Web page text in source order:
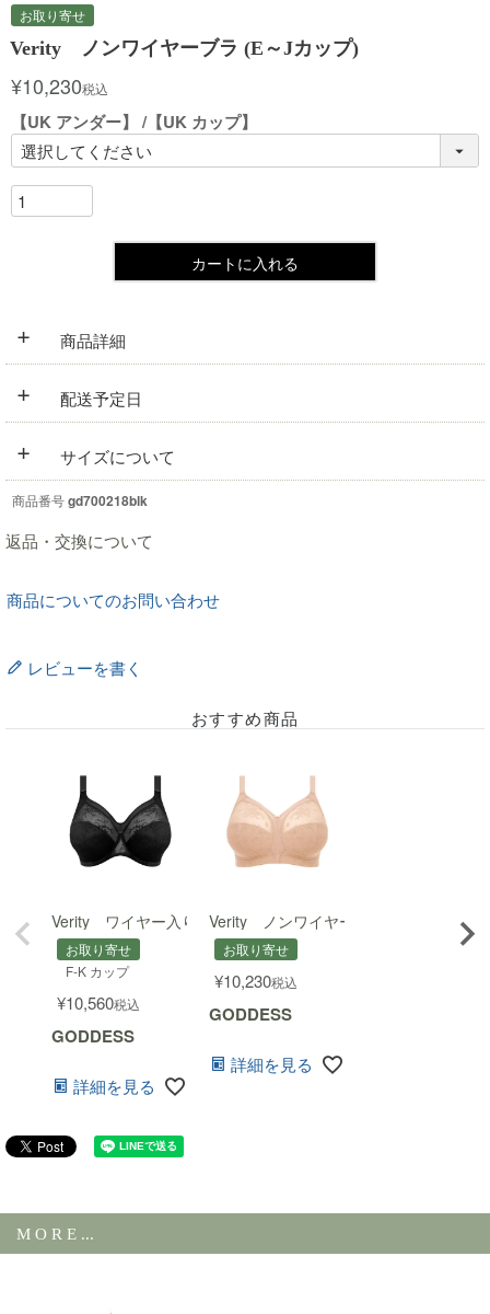
お取り寄せ
Verity ノンワイヤーブラ (E～Jカップ)
¥10,230税込
【UK アンダー】 【UK カップ】
カートに入れる
+ 商品詳細
様
パッドなし・サイドボーンあり
カップ裏地: ポリエステル 100% / レース: ポリアミド 100% / ト
ップカップ: ポリアミド 84%、エラスタン 16% / トップカップ裏
地: ポリアミド 100%/font>
2段3列/3段3列/4段3列（サイズにより異なります）
意 す。ご了承ください。
+ 配送予定日
+ サイズについて
商品番号gd700218blk
返品・交換について
商品についてのお問い合わせ
レビューを書く
おすすめ商品
Verity ワイヤー入りフルカップブラ
お取り寄せ
F-K カップ
¥10,560税込
GODDESS
詳細を見る
Verity ノンワイヤーブラ (E～Jカップ)
お取り寄せ
¥10,230税込
GODDESS
詳細を見る
M O R E ...